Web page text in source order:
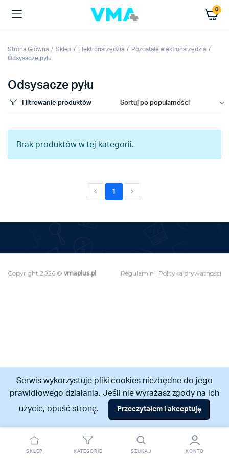
0
Strona Główna Sklep Elektronarzędzia
Pozostałe elektronarzędzia
Odsysacze pyłu
Odsysacze pyłu
Filtrowanie produktów
Brak produktów w tej kategorii.
1
(current)
Copyright 2026 © vmaplus.pl . Regulamin | Polityka prywatności
Serwis wykorzystuje pliki cookies niezbędne do jego
prawidłowego działania. Jeśli nie wyrażasz zgody na ich
użycie, opuść stronę.
Przeczytałem i akceptuję
SKLEP KATEGORIE SZUKAJ KONTO